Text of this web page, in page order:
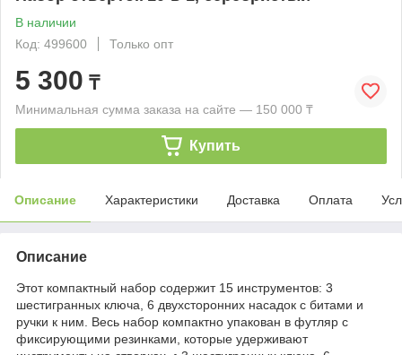
В наличии
Код: 499600
Только опт
5 300 ₸
Минимальная сумма заказа на сайте — 150 000 ₸
Купить
Описание Характеристики Доставка Оплата
Описание
Этот компактный набор содержит 15 инструментов: 3
шестигранных ключа, 6 двухсторонних насадок с битами и
ручки к ним. Весь набор компактно упакован в футляр с
фиксирующими резинками, которые удерживают